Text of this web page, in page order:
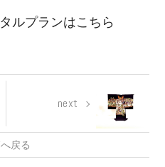
ルプランはこちら
next
戻る